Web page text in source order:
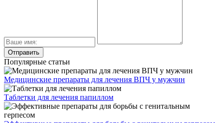
Популярные статьи
Медицинские препараты для лечения ВПЧ у мужчин
Таблетки для лечения папиллом